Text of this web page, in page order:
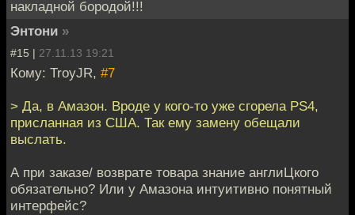
накладной бородой!!!
Энтони »
#15 | 27.11.13 19:21
Кому: TroyJR, #7
> Да, в Амазон. Вроде у кого-то уже сгорела PS4,
присланная из США. Так ему замену обещали
выслать.
А при заказе/ возврате товара знание англиЦкого
обязательно? Или у Амазона интуитивно понятный
интерфейс?